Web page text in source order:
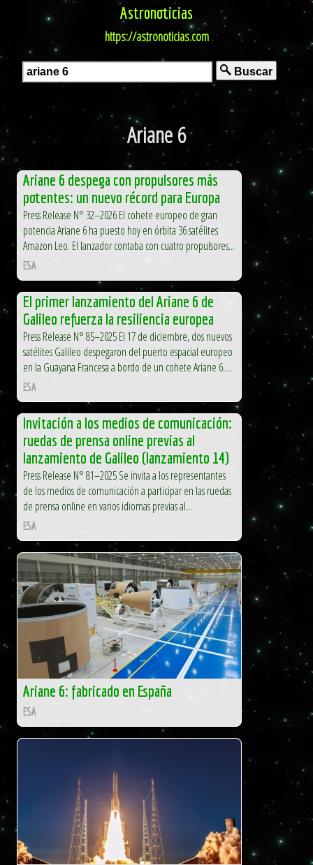
Astronoticias
https://astronoticias.com
Buscar
Ariane 6
Ariane 6 despega con propulsores más
potentes: un nuevo récord para Europa
Press Release N° 32–2026 El cohete europeo de gran
potencia Ariane 6 ha puesto hoy en órbita 36 satélites
Amazon Leo. El lanzador contaba con cuatro propulsores...
ESA
El primer lanzamiento del Ariane 6 de
Galileo refuerza la resiliencia europea
Press Release N° 85–2025 El 17 de diciembre, dos nuevos
satélites Galileo despegaron del puerto espacial europeo
en la Guayana Francesa a bordo de un cohete Ariane 6....
ESA
Invitación a los medios de comunicación:
ruedas de prensa online previas al
lanzamiento de Galileo (lanzamiento 14)
Press Release N° 81–2025 Se invita a los representantes
de los medios de comunicación a participar en las ruedas
de prensa online en varios idiomas previas al...
ESA
Ariane 6: fabricado en España
ESA